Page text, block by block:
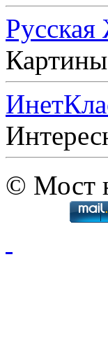
© Мост